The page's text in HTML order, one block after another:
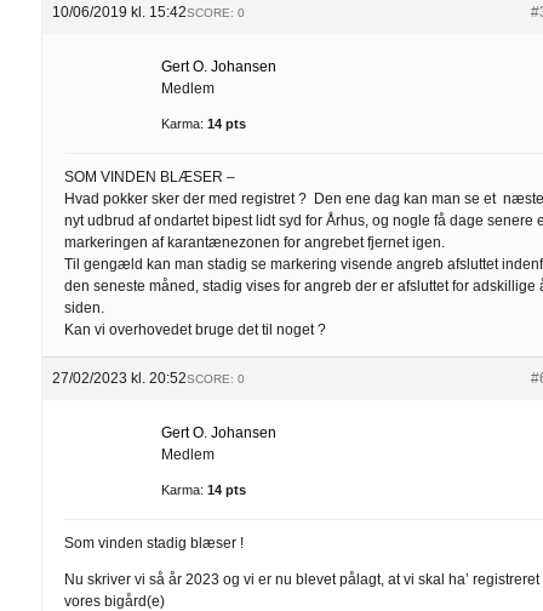
10/06/2019 kl. 15:42SCORE: 0
Gert O. Johansen
Medlem
Karma: 14 pts
SOM VINDEN BLÆSER –
Hvad pokker sker der med registret ? Den ene dag kan man se et
nyt udbrud af ondartet bipest lidt syd for Århus, og nogle få dage senere
markeringen af karantænezonen for angrebet fjernet igen.
Til gengæld kan man stadig se markering visende angreb afsluttet
den seneste måned, stadig vises for angreb der er afsluttet for adskillige
siden.
Kan vi overhovedet bruge det til noget ?
27/02/2023 kl. 20:52SCORE: 0
Gert O. Johansen
Medlem
Karma: 14 pts
Som vinden stadig blæser !
Nu skriver vi så år 2023 og vi er nu blevet pålagt, at vi skal ha’ registreret
vores bigård(e)